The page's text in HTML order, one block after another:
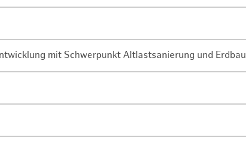
mit Schwerpunkt Altlastsanierung und Erdbau